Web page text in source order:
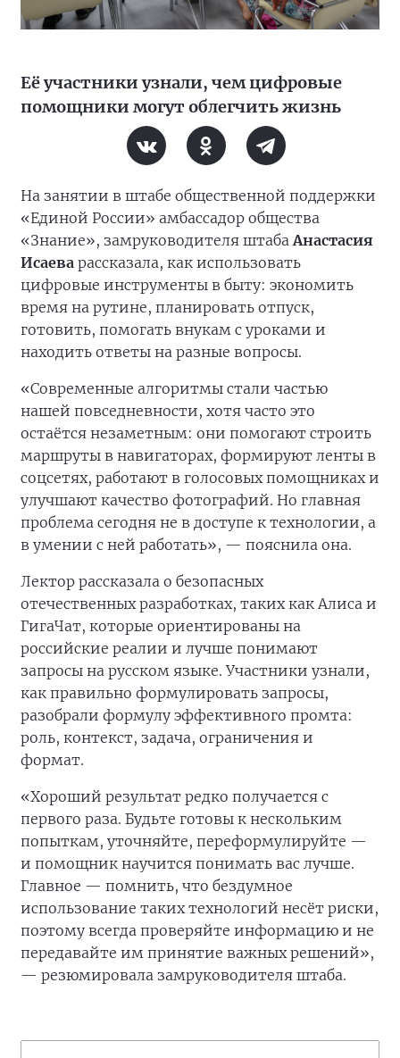
Её участники узнали, чем цифровые
помощники могут облегчить жизнь
На занятии в штабе общественной поддержки
«Единой России» амбассадор общества
«Знание», замруководителя штабаАнастасия
Исаева рассказала, как использовать
цифровые инструменты в быту: экономить
время на рутине, планировать отпуск,
готовить, помогать внукам с уроками и
находить ответы на разные вопросы.
«Современные алгоритмы стали частью
нашей повседневности, хотя часто это
остаётся незаметным: они помогают строить
маршруты в навигаторах, формируют ленты в
соцсетях, работают в голосовых помощниках и
улучшают качество фотографий. Но главная
проблема сегодня не в доступе к технологии, а
в умении с ней работать», — пояснила она.
Лектор рассказала о безопасных
отечественных разработках, таких как Алиса и
ГигаЧат, которые ориентированы на
российские реалии и лучше понимают
запросы на русском языке. Участники узнали,
как правильно формулировать запросы,
разобрали формулу эффективного промта:
роль, контекст, задача, ограничения и
формат.
«Хороший результат редко получается с
первого раза. Будьте готовы к нескольким
попыткам, уточняйте, переформулируйте —
и помощник научится понимать вас лучше.
Главное — помнить, что бездумное
использование таких технологий несёт риски,
поэтому всегда проверяйте информацию и не
передавайте им принятие важных решений»,
— резюмировала замруководителя штаба.